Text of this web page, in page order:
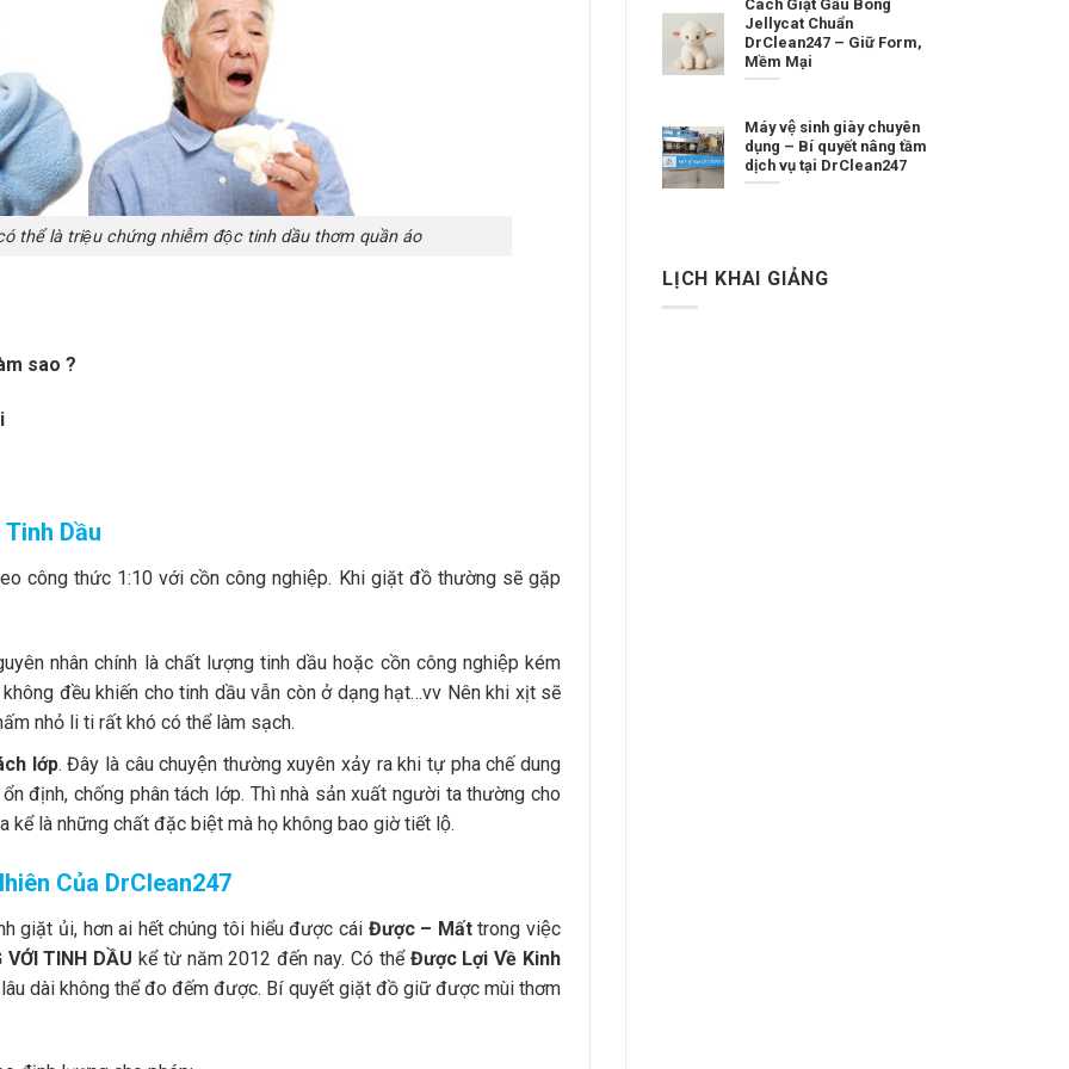
thể là triệu chứng nhiễm độc tinh dầu thơm quần áo
sao ?
Dầu
công thức 1:10 với cồn công nghiệp. Khi giặt đồ thường sẽ gặp
nhân chính là chất lượng tinh dầu hoặc cồn công nghiệp kém
đều khiến cho tinh dầu vẫn còn ở dạng hạt…vv Nên khi xịt sẽ
nhỏ li ti rất khó có thể làm sạch.
lớp. Đây là câu chuyện thường xuyên xảy ra khi tự pha chế dung
định, chống phân tách lớp. Thì nhà sản xuất người ta thường cho
kể là những chất đặc biệt mà họ không bao giờ tiết lộ.
Của DrClean247
giặt ủi, hơn ai hết chúng tôi hiểu được cái Được – Mấttrong việc
VỚI TINH DẦU kể từ năm 2012 đến nay. Có thể Được Lợi Về Kinh
dài không thể đo đếm được. Bí quyết giặt đồ giữ được mùi thơm
Cách Giặt Gấu Bông
Jellycat Chuẩn
DrClean247 – Giữ Form,
Mềm Mại
Máy vệ sinh giày chuyên
dụng – Bí quyết nâng tầm
dịch vụ tại DrClean247
LỊCH KHAI GIẢNG